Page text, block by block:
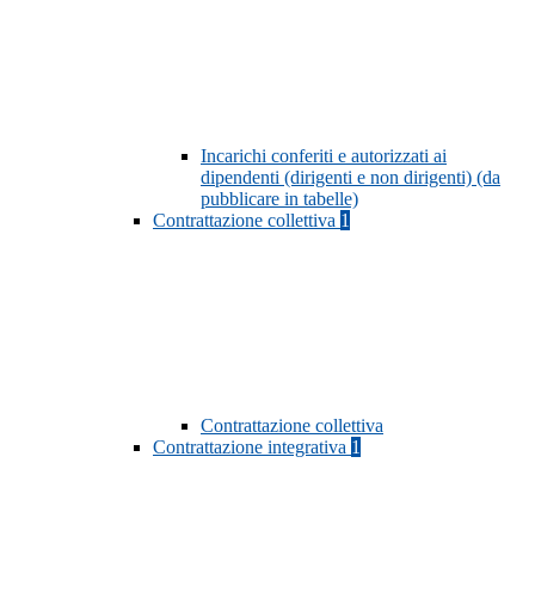
Incarichi conferiti e autorizzati ai
dipendenti (dirigenti e non dirigenti) (da
pubblicare in tabelle)
Contrattazione collettiva 1
Contrattazione collettiva
Contrattazione integrativa 1